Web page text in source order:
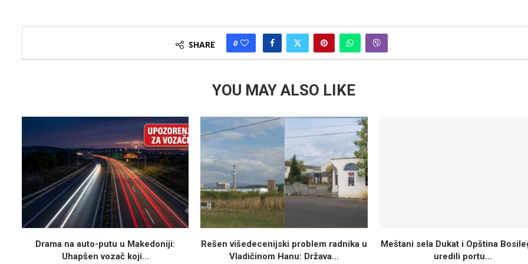
SHARE 0
YOU MAY ALSO LIKE
Drama na auto-putu u Makedoniji:
Uhapšen vozač koji...
Rešen višedecenijski problem radnika u
Vladičinom Hanu: Država...
Meštani sela Dukat i Opština
uredili portu...